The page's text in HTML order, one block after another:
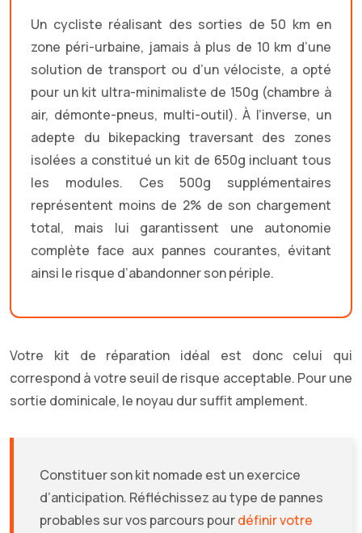
Un cycliste réalisant des sorties de 50 km en
zone péri-urbaine, jamais à plus de 10 km d’une
solution de transport ou d’un vélociste, a opté
pour un kit ultra-minimaliste de 150g (chambre à
air, démonte-pneus, multi-outil). À l’inverse, un
adepte du bikepacking traversant des zones
isolées a constitué un kit de 650g incluant tous
les modules. Ces 500g supplémentaires
représentent moins de 2% de son chargement
total, mais lui garantissent une autonomie
complète face aux pannes courantes, évitant
ainsi le risque d’abandonner son périple.
Votre kit de réparation idéal est donc celui qui
correspond à votre seuil de risque acceptable. Pour une
sortie dominicale, le noyau dur suffit amplement.
Constituer son kit nomade est un exercice
d’anticipation. Réfléchissez au type de pannes
probables sur vos parcours pourdéfinir votre